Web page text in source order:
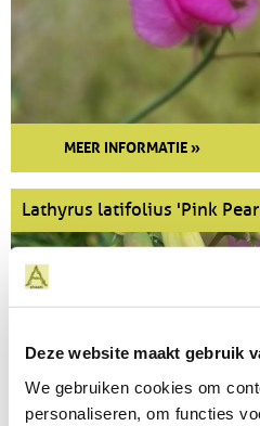
Deze website maakt gebruik
We gebruiken cookies om
personaliseren, om functies
MEER INFORMATIE »
Lathyrus latifolius 'Pink